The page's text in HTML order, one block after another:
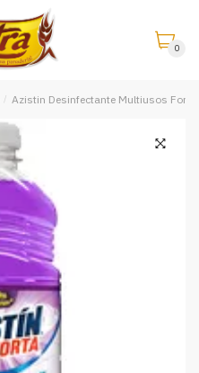
0
/ Azistin Desinfectante Multiusos